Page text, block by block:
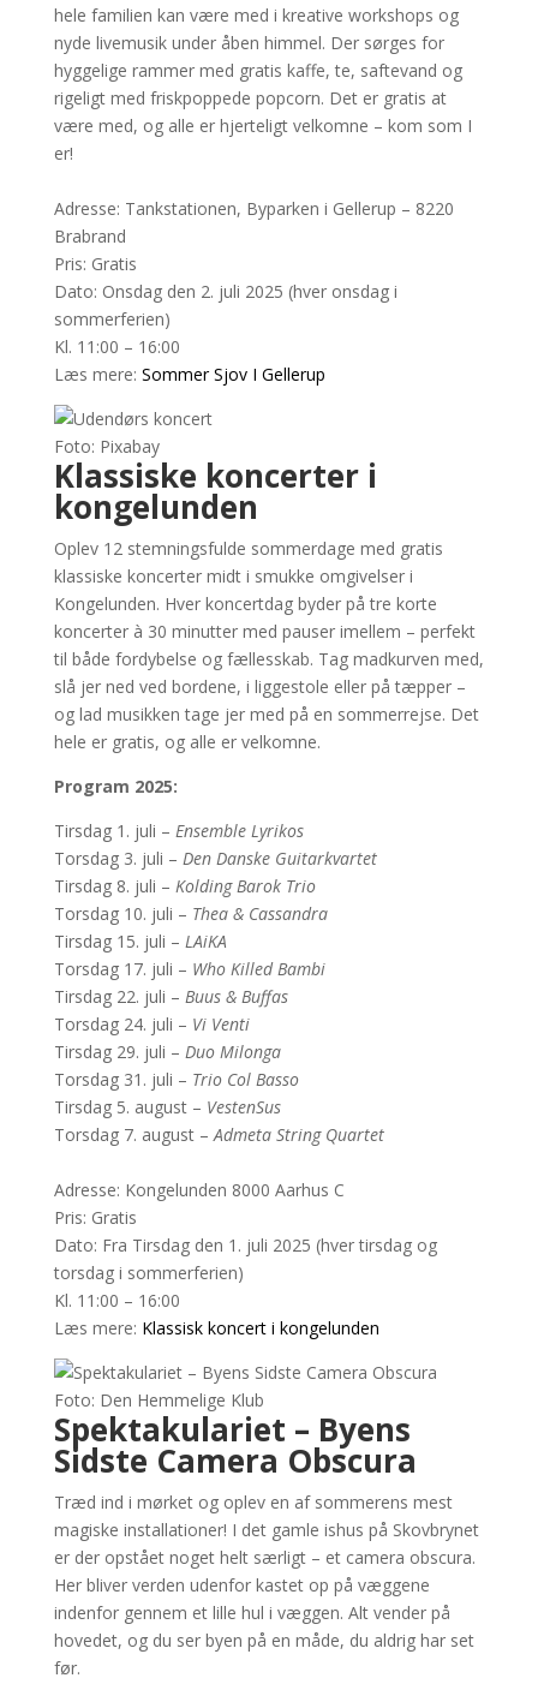
hele familien kan være med i kreative workshops og
nyde livemusik under åben himmel. Der sørges for
hyggelige rammer med gratis kaffe, te, saftevand og
rigeligt med friskpoppede popcorn. Det er gratis at
være med, og alle er hjerteligt velkomne – kom som I
er!
Adresse: Tankstationen, Byparken i Gellerup – 8220
Brabrand
Pris: Gratis
Dato: Onsdag den 2. juli 2025 (hver onsdag i
sommerferien)
Kl. 11:00 – 16:00
Læs mere: Sommer Sjov I Gellerup
Foto: Pixabay
Klassiske koncerter i
kongelunden
Oplev 12 stemningsfulde sommerdage med gratis
klassiske koncerter midt i smukke omgivelser i
Kongelunden. Hver koncertdag byder på tre korte
koncerter à 30 minutter med pauser imellem – perfekt
til både fordybelse og fællesskab. Tag madkurven med,
slå jer ned ved bordene, i liggestole eller på tæpper –
og lad musikken tage jer med på en sommerrejse. Det
hele er gratis, og alle er velkomne.
Program 2025:
Tirsdag 1. juli – Ensemble Lyrikos
Torsdag 3. juli – Den Danske Guitarkvartet
Tirsdag 8. juli – Kolding Barok Trio
Torsdag 10. juli – Thea & Cassandra
Tirsdag 15. juli – LAiKA
Torsdag 17. juli – Who Killed Bambi
Tirsdag 22. juli – Buus & Buffas
Torsdag 24. juli – Vi Venti
Tirsdag 29. juli – Duo Milonga
Torsdag 31. juli – Trio Col Basso
Tirsdag 5. august – VestenSus
Torsdag 7. august –Admeta String Quartet
Adresse: Kongelunden 8000 Aarhus C
Pris: Gratis
Dato: Fra Tirsdag den 1. juli 2025 (hver tirsdag og
torsdag i sommerferien)
Kl. 11:00 – 16:00
Læs mere: Klassisk koncert i kongelunden
Foto: Den Hemmelige Klub
Spektakulariet – Byens
Sidste Camera Obscura
Træd ind i mørket og oplev en af sommerens mest
magiske installationer! I det gamle ishus på Skovbrynet
er der opstået noget helt særligt – et camera obscura.
Her bliver verden udenfor kastet op på væggene
indenfor gennem et lille hul i væggen. Alt vender på
hovedet, og du ser byen på en måde, du aldrig har set
før.